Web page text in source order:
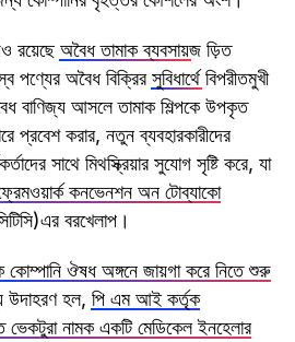
রয়েছেঅবৈধ তামাক ব্যবসায়জ ড়িত
পণ্যের অবৈধ বিক্রিরসুবিধার্থেবিপরীতমুখী
বাণিজ্য আসলে তামাক শিল্পকে উপকৃত
প্রবেশ করার, নতুন ব্যবহারকারীদের
সাথে মিথস্ক্রিয়ার সুযোগ সৃষ্টি করে, যা
কনভেনশন অন টোব্যাকো
বরখেলাপ।
কোম্পানি ঔষধ অঙ্গনে জায়গা করে নিতে শুরু
হল, পি এম আই কর্তৃক
নামক একটি মেডিকেল ইনহেলার